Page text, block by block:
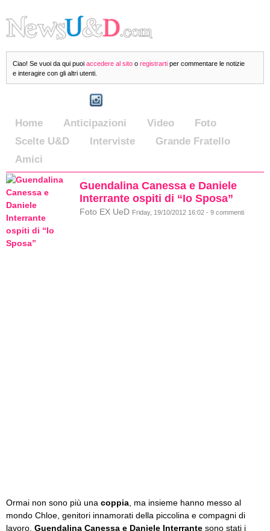
Ciao! Se vuoi da qui puoi accedere al sito o registrarti per commentare le notizie
e interagire con gli altri utenti.
Home Anticipazioni Video
Foto
Scelte U&D
Interviste
Grande Fratello
Amici
Guendalina Canessa e Daniele
Interrante ospiti di “Io Sposa”
Foto EX UeD Friday, 19/10/2012 16:02 - 9 commenti
Ormai non sono più una coppia , ma insieme hanno messo al
mondo Chloe, genitori innamorati della piccolina e compagni di
lavoro. Guendalina Canessa e Daniele Interrante sono stati i